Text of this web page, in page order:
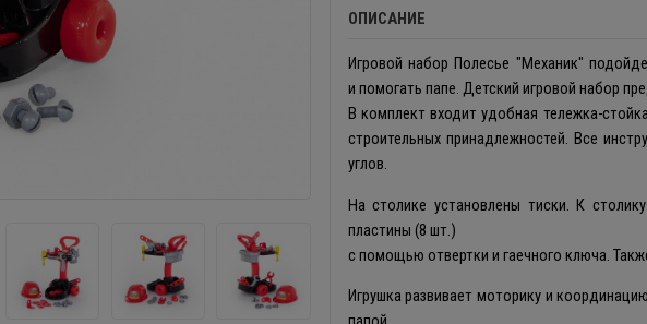
ОПИСАНИЕ
Игровой набор Полесье "Механик"
и помогать папе. Детский игровой набор
В комплект входит удобная тележка-
строительных принадлежностей. Все
углов.
На столике установлены тиски. К
пластины (8 шт.)
с помощью отвертки и гаечного ключа.
Игрушка развивает моторику и